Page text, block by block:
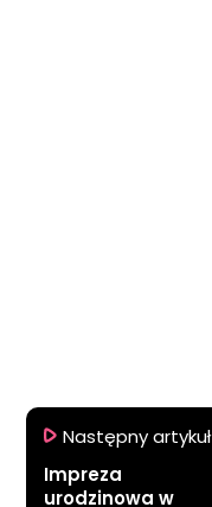
Następny artykuł
Impreza
urodzinowa w